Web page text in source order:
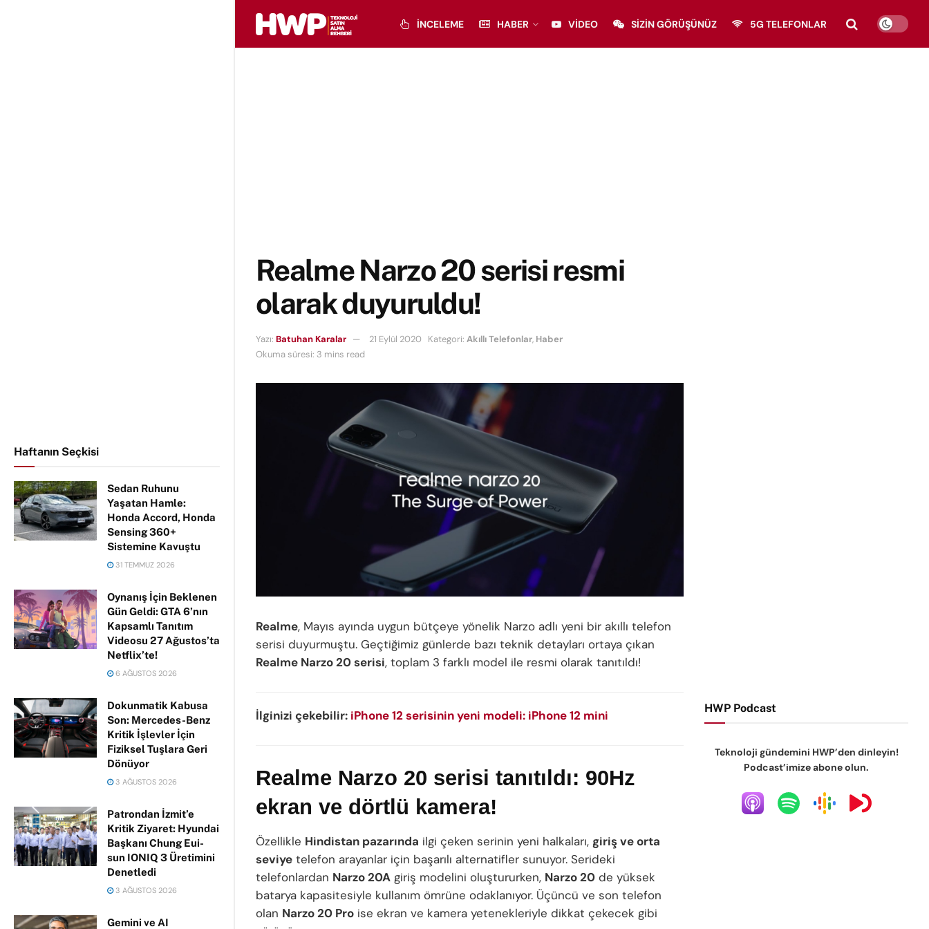
Haftanın Seçkisi
Sedan Ruhunu
Yaşatan Hamle:
Honda Accord, Honda
Sensing 360+
Sistemine Kavuştu
31 TEMMUZ 2026
Oynanış İçin Beklenen
Gün Geldi: GTA 6’nın
Kapsamlı Tanıtım
Videosu 27 Ağustos’ta
Netflix’te!
6 AĞUSTOS 2026
Dokunmatik Kabusa
Son: Mercedes-Benz
Kritik İşlevler İçin
Fiziksel Tuşlara Geri
Dönüyor
3 AĞUSTOS 2026
Patrondan İzmit’e
Kritik Ziyaret: Hyundai
Başkanı Chung Eui-
sun IONIQ 3 Üretimini
Denetledi
3 AĞUSTOS 2026
Gemini ve AI
İNCELEME HABER VIDEO SIZIN GÖRÜŞÜNÜZ 5G TELEFONLAR
Realme Narzo 20 serisi resmi
olarak duyuruldu!
Yazı: Batuhan Karalar 21 Eylül 2020 Kategori: Akıllı Telefonlar, Haber
Okuma süresi: 3 mins read
Realme, Mayıs ayında uygun bütçeye yönelik Narzo adlı yeni bir akıllı telefon
serisi duyurmuştu. Geçtiğimiz günlerde bazı teknik detayları ortaya çıkan
Realme Narzo 20 serisi, toplam 3 farklı model ile resmi olarak tanıtıldı!
İlginizi çekebilir: iPhone 12 serisinin yeni modeli: iPhone 12 mini
Realme Narzo 20 serisi tanıtıldı: 90Hz
ekran ve dörtlü kamera!
Özellikle Hindistan pazarında ilgi çeken serinin yeni halkaları, giriş ve orta
seviye telefon arayanlar için başarılı alternatifler sunuyor. Serideki
telefonlardan Narzo 20A giriş modelini oluştururken, Narzo 20 de yüksek
batarya kapasitesiyle kullanım ömrüne odaklanıyor. Üçüncü ve son telefon
olan Narzo 20 Pro ise ekran ve kamera yetenekleriyle dikkat çekecek gibi
HWP Podcast
Teknoloji gündemini HWP’den dinleyin!
Podcast’imize abone olun.